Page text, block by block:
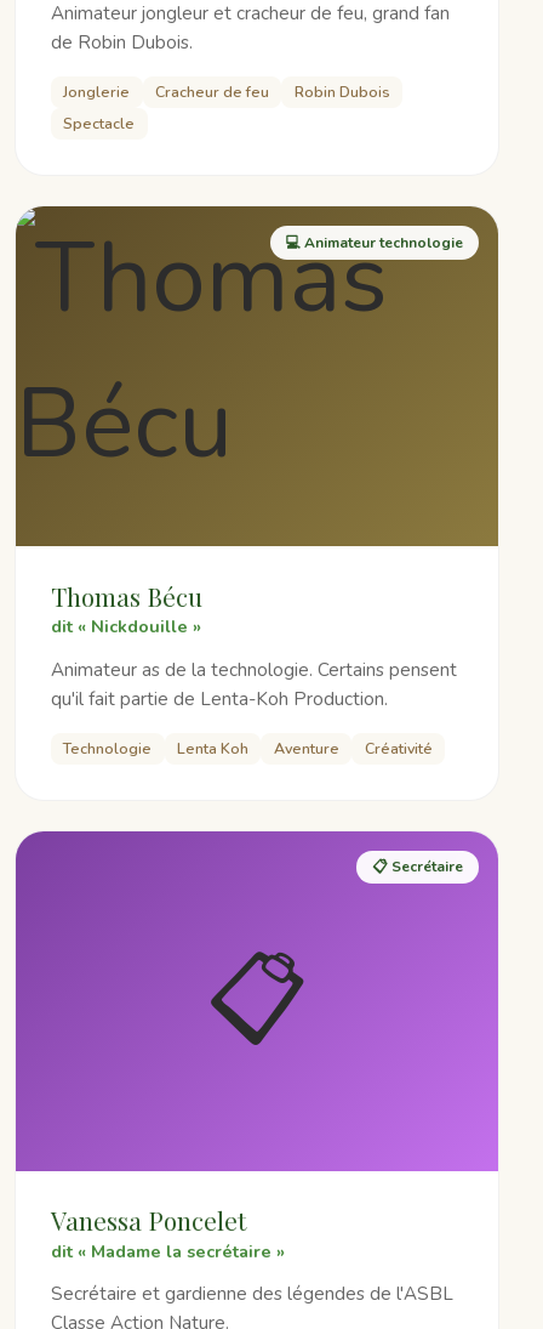
Animateur jongleur et cracheur de feu, grand fan
de Robin Dubois.
Jonglerie Cracheur de feu
Robin Dubois
Spectacle
💻 Animateur technologie
Thomas Bécu
dit « Nickdouille »
Animateur as de la technologie. Certains pensent
qu'il fait partie de Lenta-Koh Production.
Technologie Lenta Koh Aventure Créativité
📋
📋 Secrétaire
Vanessa Poncelet
dit « Madame la secrétaire »
Secrétaire et gardienne des légendes de l'ASBL
Classe Action Nature.